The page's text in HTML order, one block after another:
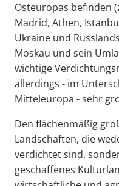
Osteuropas befinden
Madrid, Athen,
Ukraine und
Moskau und sein
wichtige
allerdings - im
Mitteleuropa - sehr
Den flächenmäßig
Landschaften, die
verdichtet sind,
geschaffenes